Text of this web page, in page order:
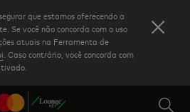
que estamos oferecendo a
Se você não concorda com o uso
atuais na Ferramenta de
. Caso contrário, você concorda com